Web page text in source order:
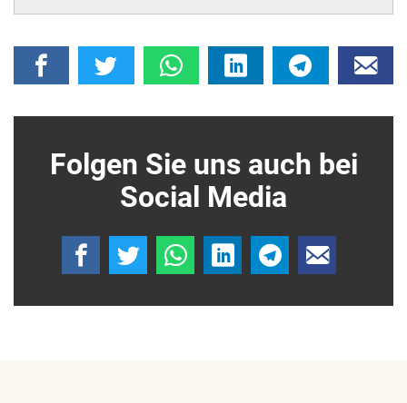
Folgen Sie uns auch bei
Social Media